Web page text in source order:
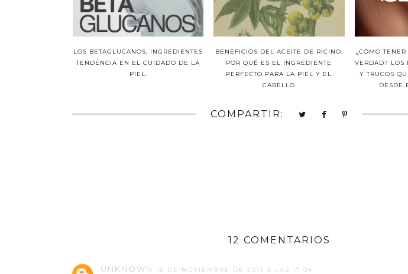
LOS BETAGLUCANOS, INGREDIENTES
TENDENCIA EN EL CUIDADO DE LA
PIEL.
BENEFICIOS DEL ACEITE DE RICINO:
POR QUÉ ES EL INGREDIENTE
PERFECTO PARA LA PIEL Y EL
CABELLO
¿CÓMO
VERDAD? LOS
Y TRUCOS
DESDE
COMPARTIR:
12 COMENTARIOS
UNKNOWN 15 DE NOVIEMBRE DE 2011 A LAS 17:04